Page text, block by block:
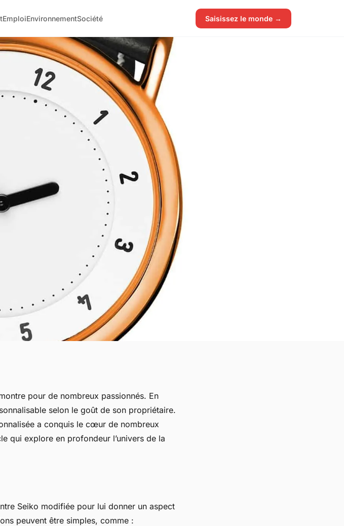
EmploiEnvironnementSociété Saisissez le monde →
pour de nombreux passionnés. En
selon le goût de son propriétaire.
a conquis le cœur de nombreux
qui explore en profondeur l’univers de la
Seiko modifiée pour lui donner un aspect
peuvent être simples, comme :